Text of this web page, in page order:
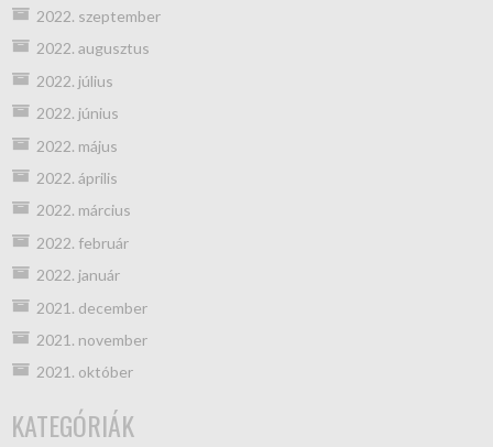
2022. szeptember
2022. augusztus
2022. július
2022. június
2022. május
2022. április
2022. március
2022. február
2022. január
2021. december
2021. november
2021. október
KATEGÓRIÁK